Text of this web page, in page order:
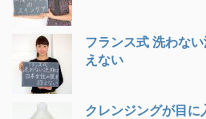
フランス式 洗わな
えない
クレンジングが目に